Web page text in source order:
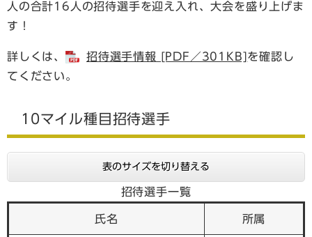
人の合計16人の招待選手を迎え入れ、大会を盛り上げま
す！
詳しくは、 招待選手情報 [PDF／301KB] を確認し
てください。
10マイル種目招待選手
表のサイズを切り替える
招待選手一覧
氏名 所属